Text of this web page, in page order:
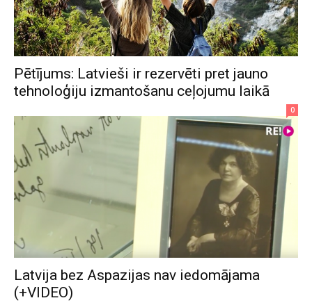
Pētījums: Latvieši ir rezervēti pret jauno
tehnoloģiju izmantošanu ceļojumu laikā
0
Latvija bez Aspazijas nav iedomājama
(+VIDEO)